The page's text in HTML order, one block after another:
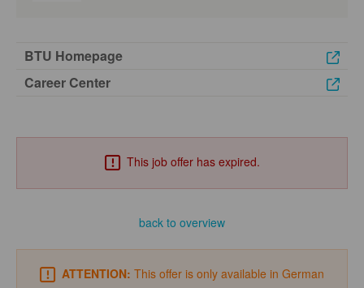
BTU Homepage
Career Center
This job offer has expired.
back to overview
ATTENTION: This offer is only available in German